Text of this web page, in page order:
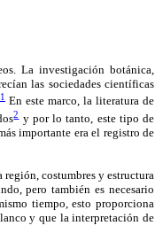
La investigación botánica,
las sociedades científicas
1 En este marco, la literatura de
2y por lo tanto, este tipo de
importante era el registro de
costumbres y estructura
pero también es necesario
tiempo, esto proporciona
y que la interpretación de